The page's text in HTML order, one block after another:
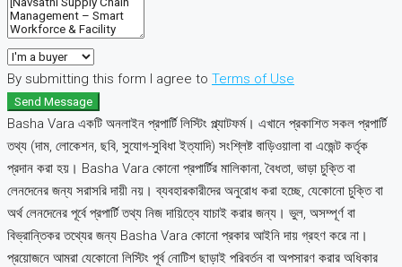
By submitting this form I agree to Terms of Use
Send Message
Basha Vara একটি অনলাইন প্রপার্টি লিস্টিং প্ল্যাটফর্ম। এখানে প্রকাশিত সকল প্রপার্টি
তথ্য (দাম, লোকেশন, ছবি, সুযোগ-সুবিধা ইত্যাদি) সংশ্লিষ্ট বাড়িওয়ালা বা এজেন্ট কর্তৃক
প্রদান করা হয়। Basha Vara কোনো প্রপার্টির মালিকানা, বৈধতা, ভাড়া চুক্তি বা
লেনদেনের জন্য সরাসরি দায়ী নয়। ব্যবহারকারীদের অনুরোধ করা হচ্ছে, যেকোনো চুক্তি বা
অর্থ লেনদেনের পূর্বে প্রপার্টি তথ্য নিজ দায়িত্বে যাচাই করার জন্য। ভুল, অসম্পূর্ণ বা
বিভ্রান্তিকর তথ্যের জন্য Basha Vara কোনো প্রকার আইনি দায় গ্রহণ করে না।
প্রয়োজনে আমরা যেকোনো লিস্টিং পূর্ব নোটিশ ছাড়াই পরিবর্তন বা অপসারণ করার অধিকার